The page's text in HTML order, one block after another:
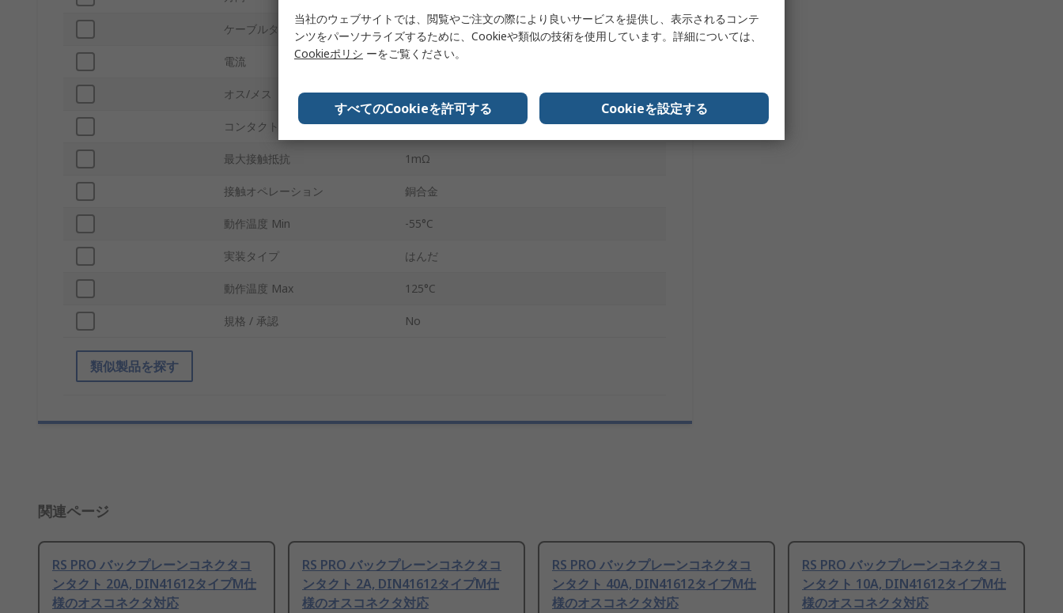
ケーブルタイプ 同軸
電流 20A
オス/メス オス
コンタクトポイント材質 金
最大接触抵抗 1mΩ
接触オペレーション 銅合金
動作温度 Min -55°C
実装タイプ はんだ
動作温度 Max 125°C
規格 / 承認 No
類似製品を探す
関連ページ
RS PRO バックプレーンコネクタコ
ンタクト 20A, DIN41612タイプM仕
様のオスコネクタ対応
RS PRO バックプレーンコネクタコ
ンタクト 2A, DIN41612タイプM仕
様のオスコネクタ対応
RS PRO バックプレーンコネクタコ
ンタクト 40A, DIN41612タイプM仕
様のオスコネクタ対応
RS PRO バックプレーンコネクタコ
ンタクト 10A, DIN41612タイプM仕
様のオスコネクタ対応
当社のウェブサイトでは、閲覧やご注文の際により良いサービスを提供し、表示されるコンテ
ンツをパーソナライズするために、Cookieや類似の技術を使用しています。詳細については、
Cookieポリシ ーをご覧ください。
すべてのCookieを許可する Cookieを設定する